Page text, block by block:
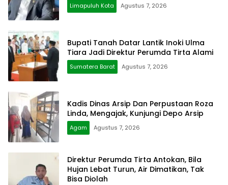
Limapuluh Kota Agustus 7, 2026
Bupati Tanah Datar Lantik Inoki Ulma
Tiara Jadi Direktur Perumda Tirta Alami
Sumatera Barat Agustus 7, 2026
Kadis Dinas Arsip Dan Perpustaan Roza
Linda, Mengajak, Kunjungi Depo Arsip
Agam Agustus 7, 2026
Direktur Perumda Tirta Antokan, Bila
Hujan Lebat Turun, Air Dimatikan, Tak
Bisa Diolah